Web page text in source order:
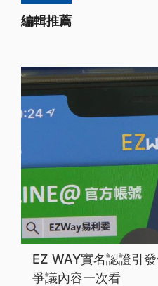
編輯推薦
EZ WAY實名認證引
爭議內容一次看